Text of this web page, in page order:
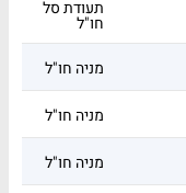
תעודת סל
חו"ל
מניה חו"ל
מניה חו"ל
מניה חו"ל